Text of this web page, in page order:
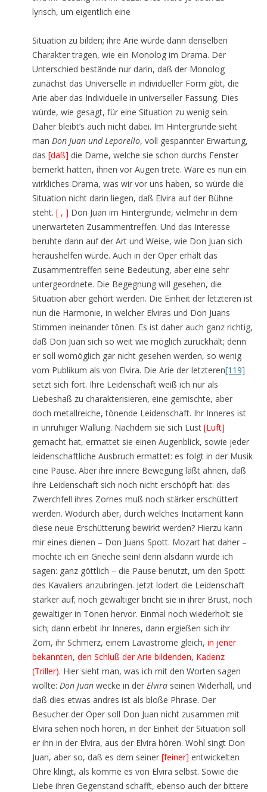
lyrisch, um eigentlich eine
Situation zu bilden; ihre Arie würde dann denselben
Charakter tragen, wie ein Monolog im Drama. Der
Unterschied bestände nur darin, daß der Monolog
zunächst das Universelle in individueller Form gibt, die
Arie aber das Individuelle in universeller Fassung. Dies
würde, wie gesagt, für eine Situation zu wenig sein.
Daher bleibt’s auch nicht dabei. Im Hintergrunde sieht
man Don Juan und Leporello, voll gespannter Erwartung,
das [daß] die Dame, welche sie schon durchs Fenster
bemerkt hatten, ihnen vor Augen trete. Wäre es nun ein
wirkliches Drama, was wir vor uns haben, so würde die
Situation nicht darin liegen, daß Elvira auf der Bühne
steht. [ , ] Don Juan im Hintergrunde, vielmehr in dem
unerwarteten Zusammentreffen. Und das Interesse
beruhte dann auf der Art und Weise, wie Don Juan sich
heraushelfen würde. Auch in der Oper erhält das
Zusammentreffen seine Bedeutung, aber eine sehr
untergeordnete. Die Begegnung will gesehen, die
Situation aber gehört werden. Die Einheit der letzteren ist
nun die Harmonie, in welcher Elviras und Don Juans
Stimmen ineinander tönen. Es ist daher auch ganz richtig,
daß Don Juan sich so weit wie möglich zurückhält; denn
er soll womöglich gar nicht gesehen werden, so wenig
vom Publikum als von Elvira. Die Arie der letzteren[119]
setzt sich fort. Ihre Leidenschaft weiß ich nur als
Liebeshaß zu charakterisieren, eine gemischte, aber
doch metallreiche, tönende Leidenschaft. Ihr Inneres ist
in unruhiger Wallung. Nachdem sie sich Lust [Luft]
gemacht hat, ermattet sie einen Augenblick, sowie jeder
leidenschaftliche Ausbruch ermattet: es folgt in der Musik
eine Pause. Aber ihre innere Bewegung läßt ahnen, daß
ihre Leidenschaft sich noch nicht erschöpft hat: das
Zwerchfell ihres Zornes muß noch stärker erschüttert
werden. Wodurch aber, durch welches Incitament kann
diese neue Erschütterung bewirkt werden? Hierzu kann
mir eines dienen – Don Juans Spott. Mozart hat daher –
möchte ich ein Grieche sein! denn alsdann würde ich
sagen: ganz göttlich – die Pause benutzt, um den Spott
des Kavaliers anzubringen. Jetzt lodert die Leidenschaft
stärker auf; noch gewaltiger bricht sie in ihrer Brust, noch
gewaltiger in Tönen hervor. Einmal noch wiederholt sie
sich; dann erbebt ihr Inneres, dann ergießen sich ihr
Zorn, ihr Schmerz, einem Lavastrome gleich, in jener
bekannten, den Schluß der Arie bildenden, Kadenz
(Triller). Hier sieht man, was ich mit den Worten sagen
wollte: Don Juan wecke in der Elvira seinen Widerhall, und
daß dies etwas andres ist als bloße Phrase. Der
Besucher der Oper soll Don Juan nicht zusammen mit
Elvira sehen noch hören, in der Einheit der Situation soll
er ihn in der Elvira, aus der Elvira hören. Wohl singt Don
Juan, aber so, daß es dem seiner [feiner] entwickelten
Ohre klingt, als komme es von Elvira selbst. Sowie die
Liebe ihren Gegenstand schafft, ebenso auch der bittere